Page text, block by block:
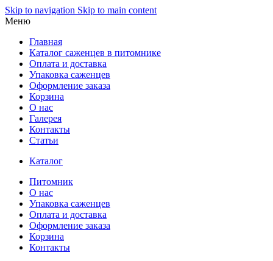
Skip to navigation Skip to main content
Меню
Главная
Каталог саженцев в питомнике
Оплата и доставка
Упаковка саженцев
Оформление заказа
Корзина
О нас
Галерея
Контакты
Статьи
Каталог
Питомник
О нас
Упаковка саженцев
Оплата и доставка
Оформление заказа
Корзина
Контакты